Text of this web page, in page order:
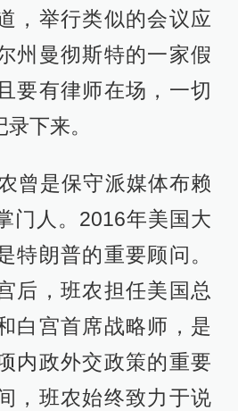
，举行类似的会议应
州曼彻斯特的一家假
要有律师在场，一切
下来。
曾是保守派媒体布赖
门人。2016年美国大
特朗普的重要顾问。
后，班农担任美国总
白宫首席战略师，是
内政外交政策的重要
，班农始终致力于说